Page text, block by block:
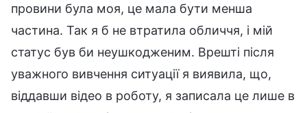
провини була моя, це мала бути менша
частина. Так я б не втратила обличчя, і мій
статус був би неушкодженим. Врешті після
уважного вивчення ситуації я виявила, що,
віддавши відео в роботу, я записала це лише в